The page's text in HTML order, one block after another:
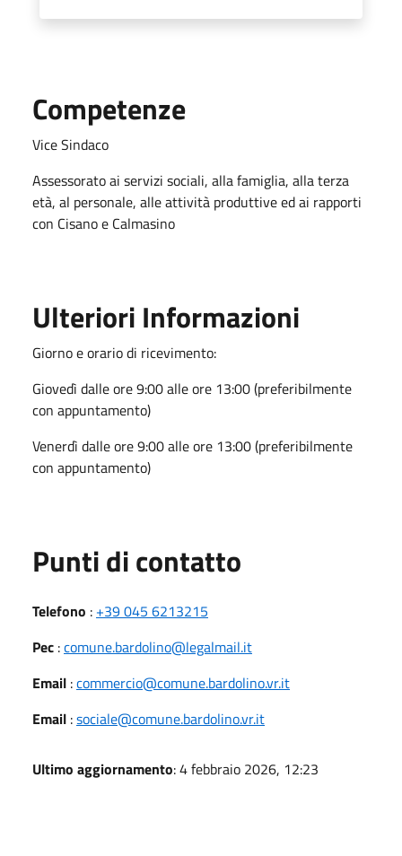
Competenze
Vice Sindaco
Assessorato ai servizi sociali, alla famiglia, alla terza
età, al personale, alle attività produttive ed ai rapporti
con Cisano e Calmasino
Ulteriori Informazioni
Giorno e orario di ricevimento:
Giovedì dalle ore 9:00 alle ore 13:00 (preferibilmente
con appuntamento)
Venerdì dalle ore 9:00 alle ore 13:00 (preferibilmente
con appuntamento)
Punti di contatto
Telefono : +39 045 6213215
Pec :comune.bardolino@legalmail.it
Email :commercio@comune.bardolino.vr.it
Email :sociale@comune.bardolino.vr.it
Ultimo aggiornamento: 4 febbraio 2026, 12:23